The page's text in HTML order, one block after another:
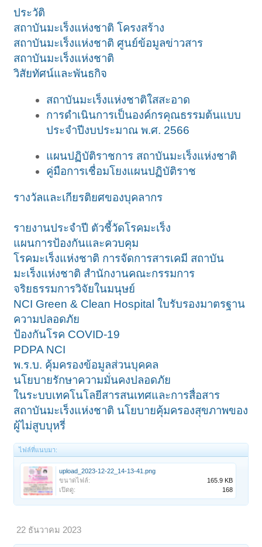
ประวัติ
สถาบันมะเร็งแห่งชาติ โครงสร้าง
สถาบันมะเร็งแห่งชาติ ศูนย์ข้อมูลข่าวสาร
สถาบันมะเร็งแห่งชาติ
วิสัยทัศน์และพันธกิจ
สถาบันมะเร็งแห่งชาติใสสะอาด
การดำเนินการเป็นองค์กรคุณธรรมต้นแบบ
ประจำปีงบประมาณ พ.ศ. 2566
แผนปฏิบัติราชการ สถาบันมะเร็งแห่งชาติ
คู่มือการเชื่อมโยงแผนปฏิบัติราช
รางวัลและเกียรติยศของบุคลากร
รายงานประจำปี ตัวชี้วัดโรคมะเร็ง
แผนการป้องกันและควบคุม
โรคมะเร็งแห่งชาติ การจัดการสารเคมี สถาบัน
มะเร็งแห่งชาติ สำนักงานคณะกรรมการ
จริยธรรมการวิจัยในมนุษย์
NCI Green & Clean Hospital ใบรับรองมาตรฐาน
ความปลอดภัย
ป้องกันโรค COVID-19
PDPA NCI
พ.ร.บ. คุ้มครองข้อมูลส่วนบุคคล
นโยบายรักษาความมั่นคงปลอดภัย
ในระบบเทคโนโลยีสารสนเทศและการสื่อสาร
สถาบันมะเร็งแห่งชาติ นโยบายคุ้มครองสุขภาพของ
ผู้ไม่สูบบุหรี่
ไฟล์ที่แนบมา:
upload_2023-12-22_14-13-41.png
ขนาดไฟล์:
165.9 KB
เปิดดู:
168
22 ธันวาคม 2023